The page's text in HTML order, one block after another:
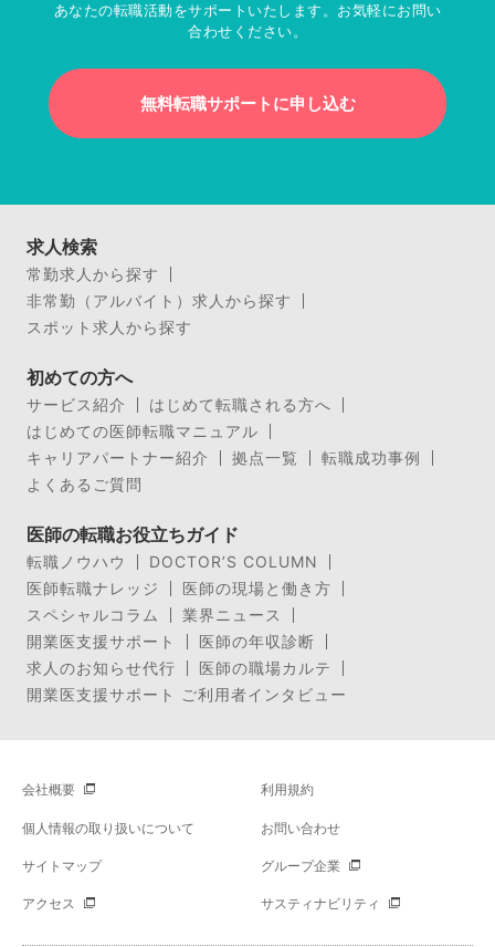
あなたの転職活動をサポートいたします。お気軽にお問い
合わせください。
無料転職サポートに申し込む
求人検索
常勤求人から探す
非常勤（アルバイト）求人から探す
スポット求人から探す
初めての方へ
サービス紹介
はじめて転職される方へ
はじめての医師転職マニュアル
キャリアパートナー紹介
拠点一覧
転職成功事例
よくあるご質問
医師の転職お役立ちガイド
転職ノウハウ
DOCTOR’S COLUMN
医師転職ナレッジ
医師の現場と働き方
スペシャルコラム
業界ニュース
開業医支援サポート
医師の年収診断
求人のお知らせ代行
医師の職場カルテ
開業医支援サポート ご利用者インタビュー
会社概要 利用規約
個人情報の取り扱いについて お問い合わせ
サイトマップ グループ企業
アクセス サスティナビリティ